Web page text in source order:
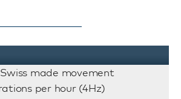
Swiss made movement
per hour (4Hz)